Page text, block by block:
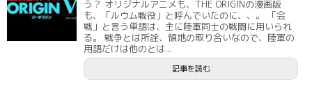
う？ オリジナルアニメも、THE ORIGINの漫画版
も、「ルウム戦役」と呼んでいたのに、、。 「会
戦」と言う単語は、主に陸軍同士の戦闘に用いられ
る。 戦争とは所詮、領地の取り合いなので、陸軍の
用語だけは他のとは...
記事を読む